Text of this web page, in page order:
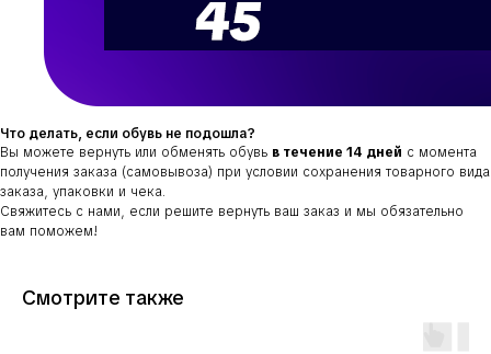
Что делать, если обувь не подошла?
Вы можете вернуть или обменять обувь в течение 14 дней с момента
получения заказа (самовывоза) при условии сохранения товарного вида
заказа, упаковки и чека.
Свяжитесь с нами, если решите вернуть ваш заказ и мы обязательно
вам поможем!
Смотрите также